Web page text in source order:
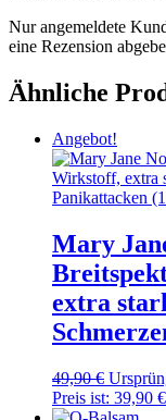
Nur angemeldete
eine Rezension
Ähnliche
Angebot!
Mary
extra
49,90€
Preis ist: 39,90